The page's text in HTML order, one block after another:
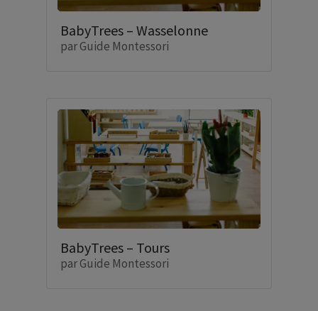
BabyTrees – Wasselonne
parGuide Montessori
BabyTrees – Tours
parGuide Montessori